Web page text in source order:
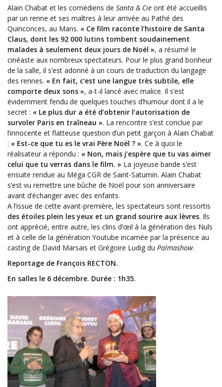
Alain Chabat et les comédiens de Santa & Cie ont été accueillis
par un renne et ses maîtres à leur arrivée au Pathé des
Quinconces, au Mans. « Ce film raconte l’histoire de Santa
Claus, dont les 92 000 lutins tombent soudainement
malades à seulement deux jours de Noël », a résumé le
cinéaste aux nombreux spectateurs. Pour le plus grand bonheur
de la salle, il s’est adonné à un cours de traduction du langage
des rennes. « En fait, c’est une langue très subtile, elle
comporte deux sons », a-t-il lancé avec malice. Il s’est
évidemment fendu de quelques touches d’humour dont il a le
secret : « Le plus dur a été d’obtenir l’autorisation de
survoler Paris en traîneau ». La rencontre s’est conclue par
l’innocente et flatteuse question d’un petit garçon à Alain Chabat
: « Est-ce que tu es le vrai Père Noël ? ». Ce à quoi le
réalisateur a répondu : « Non, mais j’espère que tu vas aimer
celui que tu verras dans le film. » La joyeuse bande s’est
ensuite rendue au Méga CGR de Saint-Saturnin. Alain Chabat
s’est vu remettre une bûche de Noël pour son anniversaire
avant d’échanger avec des enfants.
A l’issue de cette avant-première, les spectateurs sont ressortis
des étoiles plein les yeux et un grand sourire aux lèvres. Ils
ont apprécié, entre autre, les clins d’œil à la génération des Nuls
et à celle de la génération Youtube incarnée par la présence au
casting de David Marsais et Grégoire Ludig du Palmashow.
Reportage de François RECTON.
En salles le 6 décembre. Durée : 1h35.